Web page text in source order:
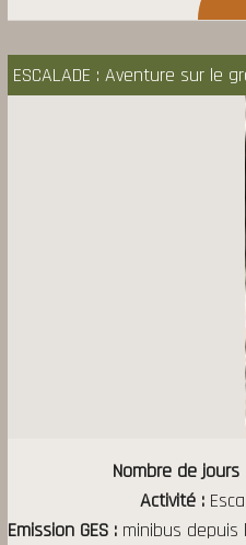
ESCALADE : Aventure sur le
Nombre de jours
Activité
Emission GES
minibus depuis